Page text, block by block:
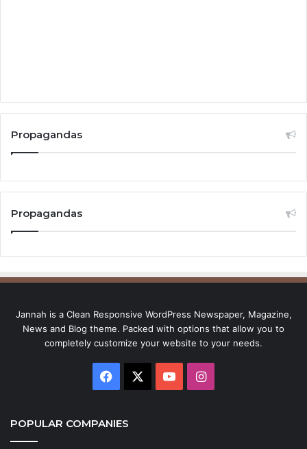
Propagandas
Propagandas
Jannah is a Clean Responsive WordPress Newspaper, Magazine,
News and Blog theme. Packed with options that allow you to
completely customize your website to your needs.
Facebook YouTubeInstagram
POPULAR COMPANIES